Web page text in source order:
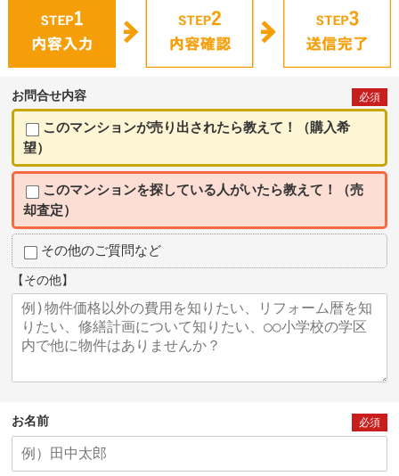
お問合せ内容 必須
このマンションが売り出されたら教えて！（購入希
望）
このマンションを探している人がいたら教えて！（売
却査定）
その他のご質問など
【その他】
お名前 必須